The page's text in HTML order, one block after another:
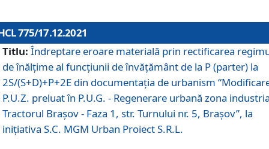
775/17.12.2021
Titlu: Îndreptare eroare materială prin rectificarea
de înălţime al funcţiunii de învăţământ de la P (parter) la
2S/(S+D)+P+2E din documentaţia de urbanism
P.U.Z. preluat în P.U.G. - Regenerare urbană zona
Tractorul Braşov - Faza 1, str. Turnului nr. 5, Braşov”, la
iniţiativa S.C. MGM Urban Proiect S.R.L.